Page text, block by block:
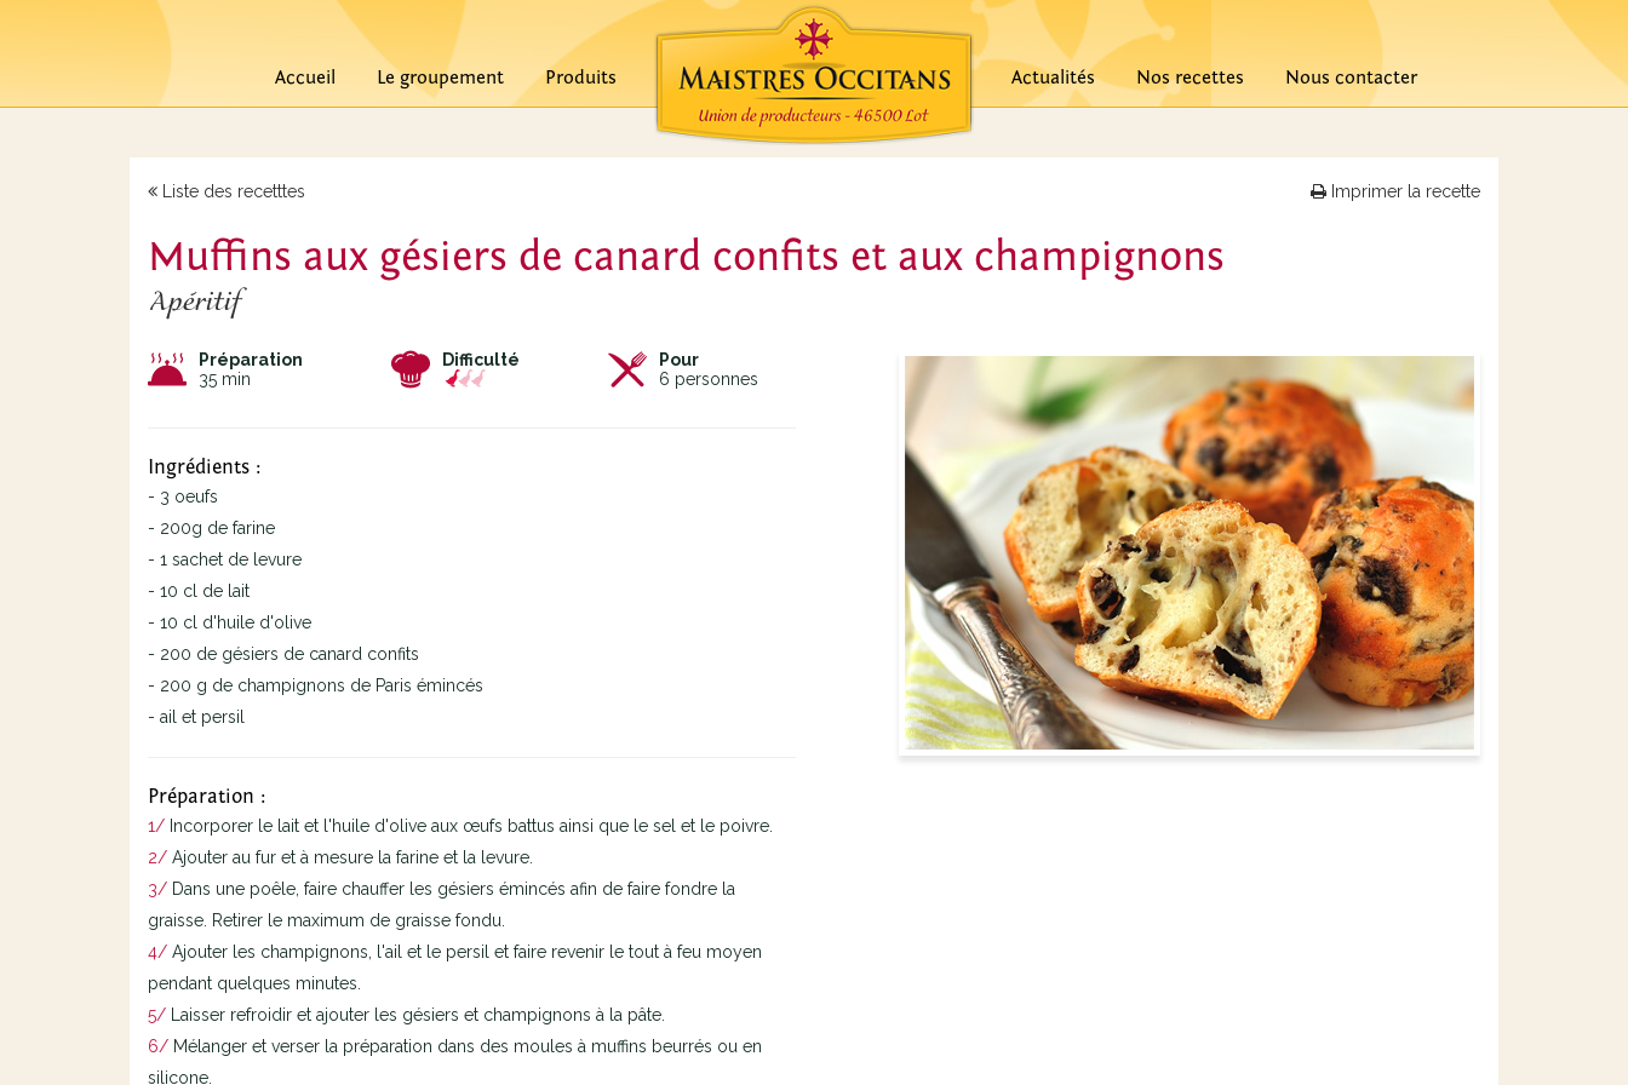
Accueil Le groupement Produits Actualités Nos recettes Nous contacter
Liste des recetttes Imprimer la recette
Muffins aux gésiers de canard confits et aux champignons
Apéritif
Préparation
35 min
Difficulté
Pour
6 personnes
Ingrédients :
- 3 oeufs
- 200g de farine
- 1 sachet de levure
- 10 cl de lait
- 10 cl d'huile d'olive
- 200 de gésiers de canard confits
- 200 g de champignons de Paris émincés
- ail et persil
Préparation :
1/ Incorporer le lait et l'huile d'olive aux œufs battus ainsi que le sel et le poivre.
2/ Ajouter au fur et à mesure la farine et la levure.
3/ Dans une poêle, faire chauffer les gésiers émincés afin de faire fondre la
graisse. Retirer le maximum de graisse fondu.
4/ Ajouter les champignons, l'ail et le persil et faire revenir le tout à feu moyen
pendant quelques minutes.
5/
Laisser refroidir et ajouter les gésiers et champignons à la pâte.
6/ Mélanger et verser la préparation dans des moules à muffins beurrés ou en
silicone.